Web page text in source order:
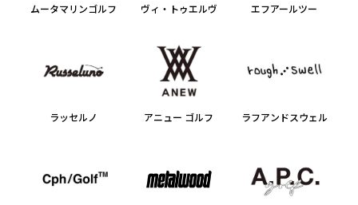
ムータマリンゴルフ ヴィ・トゥエルヴ エフアールツー
ラッセルノ アニュー ゴルフ ラフアンドスウェル